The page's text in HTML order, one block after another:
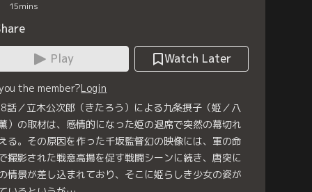
15mins
Play
Watch Later
the member?Login
話／立木公次郎（きたろう）による九条摂子（姫／八
）の取材は、感情的になった姫の退席で突然の幕切れ
る。その原因を作った千坂監督幻の映像には、軍の命
撮影された戦意高揚を促す戦闘シーンに続き、唐突に
情景が差し込まれており、そこに姫らしき少女の姿が